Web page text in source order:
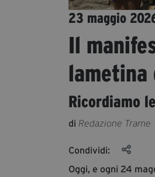
23 maggio
Il
lametina
Ricordiamo
di Redazione Trame
Condividi:
Oggi, e ogni 24